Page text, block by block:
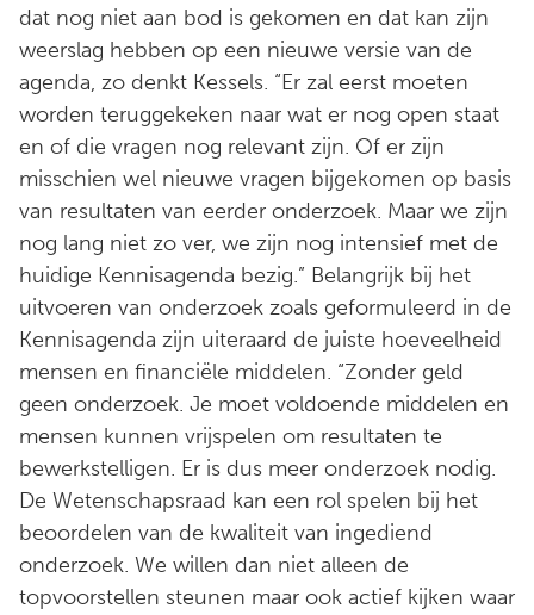
dat nog niet aan bod is gekomen en dat kan zijn
weerslag hebben op een nieuwe versie van de
agenda, zo denkt Kessels. “Er zal eerst moeten
worden teruggekeken naar wat er nog open staat
en of die vragen nog relevant zijn. Of er zijn
misschien wel nieuwe vragen bijgekomen op basis
van resultaten van eerder onderzoek. Maar we zijn
nog lang niet zo ver, we zijn nog intensief met de
huidige Kennisagenda bezig.” Belangrijk bij het
uitvoeren van onderzoek zoals geformuleerd in de
Kennisagenda zijn uiteraard de juiste hoeveelheid
mensen en financiële middelen. “Zonder geld
geen onderzoek. Je moet voldoende middelen en
mensen kunnen vrijspelen om resultaten te
bewerkstelligen. Er is dus meer onderzoek nodig.
De Wetenschapsraad kan een rol spelen bij het
beoordelen van de kwaliteit van ingediend
onderzoek. We willen dan niet alleen de
topvoorstellen steunen maar ook actief kijken waar